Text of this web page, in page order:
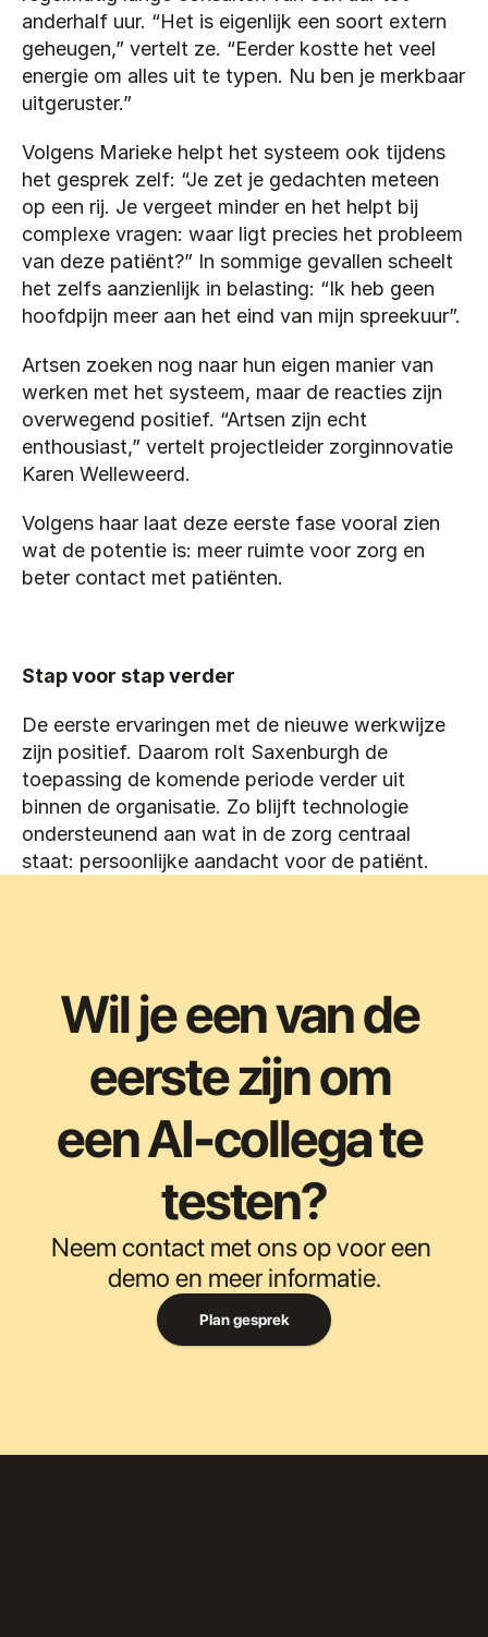
anderhalf uur. “Het is eigenlijk een soort extern
geheugen,” vertelt ze. “Eerder kostte het veel
energie om alles uit te typen. Nu ben je merkbaar
uitgeruster.”
Volgens Marieke helpt het systeem ook tijdens
het gesprek zelf: “Je zet je gedachten meteen
op een rij. Je vergeet minder en het helpt bij
complexe vragen: waar ligt precies het probleem
van deze patiënt?” In sommige gevallen scheelt
het zelfs aanzienlijk in belasting: “Ik heb geen
hoofdpijn meer aan het eind van mijn spreekuur”.
Artsen zoeken nog naar hun eigen manier van
werken met het systeem, maar de reacties zijn
overwegend positief. “Artsen zijn echt
enthousiast,” vertelt projectleider zorginnovatie
Karen Welleweerd.
Volgens haar laat deze eerste fase vooral zien
wat de potentie is: meer ruimte voor zorg en
beter contact met patiënten.
Stap voor stap verder
De eerste ervaringen met de nieuwe werkwijze
zijn positief. Daarom rolt Saxenburgh de
toepassing de komende periode verder uit
binnen de organisatie. Zo blijft technologie
ondersteunend aan wat in de zorg centraal
staat: persoonlijke aandacht voor de patiënt.
Wil je een van de
eerste zijn om
een AI-collega te
testen?
Neem contact met ons op voor een
demo en meer informatie.
Plan gesprek